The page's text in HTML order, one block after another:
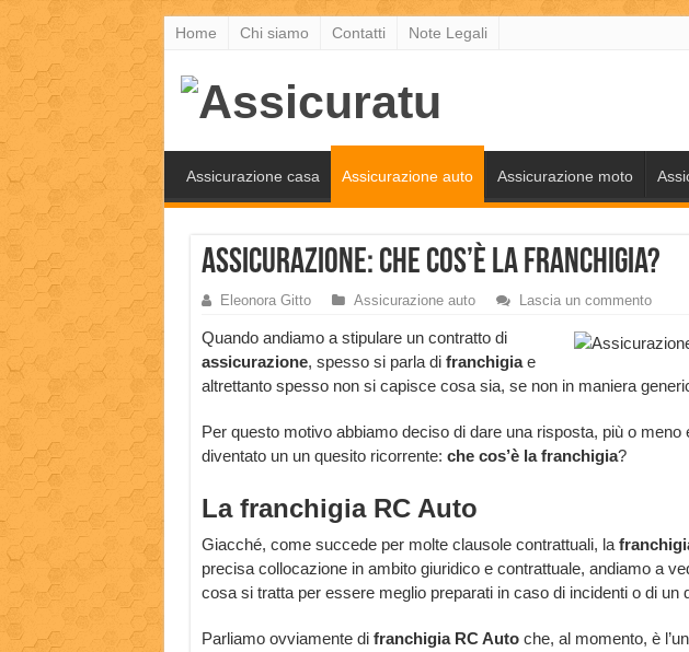
Home Chi siamo Contatti Note Legali
Assicurazione casa Assicurazione auto Assicurazione moto
Assicurazione: che cos’è la franchigia?
Eleonora Gitto Assicurazione auto Lascia un commento
Quando andiamo a stipulare un contratto di
assicurazione, spesso si parla di franchigiae
altrettanto spesso non si capisce cosa sia, se non in maniera
Per questo motivo abbiamo deciso di dare una risposta, più o meno
diventato un un quesito ricorrente: che cos’è la franchigia?
La franchigia RC Auto
Giacché, come succede per molte clausole contrattuali, la
precisa collocazione in ambito giuridico e contrattuale, andiamo a
cosa si tratta per essere meglio preparati in caso di incidenti o di un
Parliamo ovviamente difranchigia RC Autoche, al momento, è